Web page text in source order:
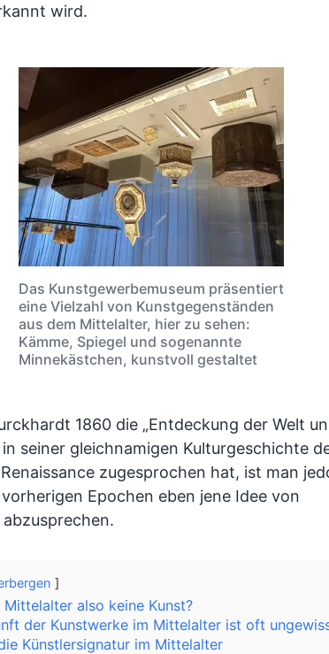
wird.
Das Kunstgewerbemuseum präsentiert
eine Vielzahl von Kunstgegenständen
aus dem Mittelalter, hier zu sehen:
Kämme, Spiegel und sogenannte
Minnekästchen, kunstvoll gestaltet
1860 die „Entdeckung der Welt
in seiner gleichnamigen Kulturgeschichte
zugesprochen hat, ist man
Epochen eben jene Idee von
Mittelalter also keine Kunst?
der Kunstwerke im Mittelalter ist oft
Künstlersignatur im Mittelalter